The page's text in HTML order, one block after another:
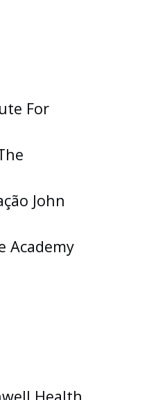
For
John
Academy